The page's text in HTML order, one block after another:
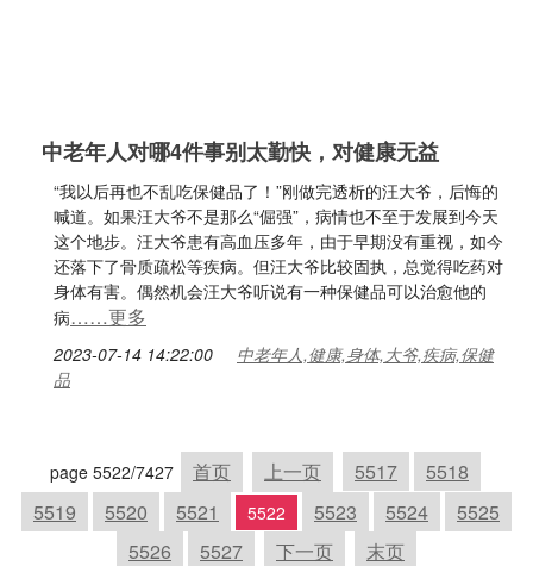
中老年人对哪4件事别太勤快，对健康无益
“我以后再也不乱吃保健品了！”刚做完透析的汪大爷，后悔的
喊道。如果汪大爷不是那么“倔强”，病情也不至于发展到今天
这个地步。汪大爷患有高血压多年，由于早期没有重视，如今
还落下了骨质疏松等疾病。但汪大爷比较固执，总觉得吃药对
身体有害。偶然机会汪大爷听说有一种保健品可以治愈他的
病……更多
2023-07-14 14:22:00
中老年人,健康,身体,大爷,疾病,保健
品
page 5522/7427 首页 上一页 5517
5518
5519
5520 5521 5522 5523 5524
5525
5526
5527 下一页 末页